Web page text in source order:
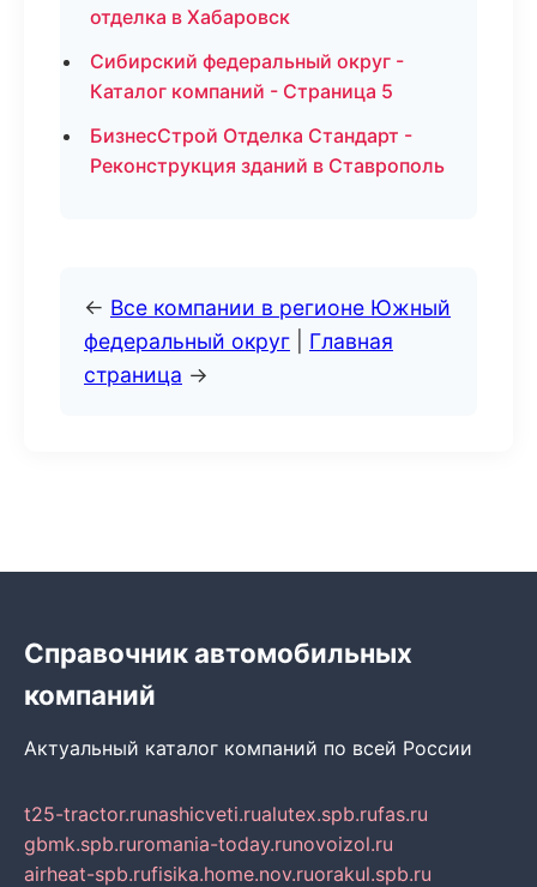
отделка в Хабаровск
Сибирский федеральный округ -
Каталог компаний - Страница 5
БизнесСтрой Отделка Стандарт -
Реконструкция зданий в Ставрополь
← Все компании в регионе Южный
федеральный округ
Главная
страница →
Справочник автомобильных
компаний
Актуальный каталог компаний по всей России
t25-tractor.runashicveti.rualutex.spb.rufas.ru
gbmk.spb.ruromania-today.runovoizol.ru
airheat-spb.rufisika.home.nov.ruorakul.spb.ru